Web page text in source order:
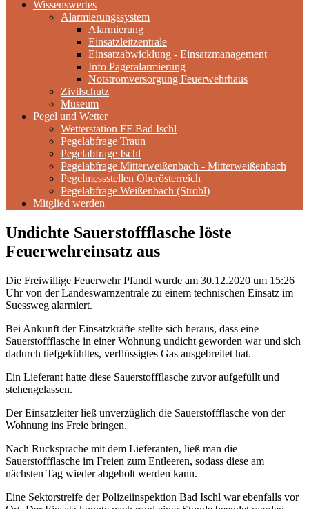
Wissenswertes
Alarmierungssystem
Alarmierung
Einsatzleitzentrale
Einsatzabwicklung - Einsatzmanagement
Info Pageralarmierung
Notstromversorgung Feuerwehrhaus
Zivilschutz
Museum
Pegel und Wetter
Wetterstation FF Bad Ischl
Pegelabfrage Traun
Pegelabfrage Ischl
Pegelabfrage Mitterweißenbach - Mitterweißenbach
Pegelmessstellen Oberösterreich
Pegelabfrage Weißenbach (Strobl)
Mitglied werden
Undichte Sauerstoffflasche löste
Feuerwehreinsatz aus
Die Freiwillige Feuerwehr Pfandl wurde am 30.12.2020 um 15:26
Uhr von der Landeswarnzentrale zu einem technischen Einsatz im
Suessweg alarmiert.
Bei Ankunft der Einsatzkräfte stellte sich heraus, dass eine
Sauerstoffflasche in einer Wohnung undicht geworden war und sich
dadurch tiefgekühltes, verflüssigtes Gas ausgebreitet hat.
Ein Lieferant hatte diese Sauerstoffflasche zuvor aufgefüllt und
stehengelassen.
Der Einsatzleiter ließ unverzüglich die Sauerstoffflasche von der
Wohnung ins Freie bringen.
Nach Rücksprache mit dem Lieferanten, ließ man die
Sauerstoffflasche im Freien zum Entleeren, sodass diese am
nächsten Tag wieder abgeholt werden kann.
Eine Sektorstreife der Polizeiinspektion Bad Ischl war ebenfalls vor